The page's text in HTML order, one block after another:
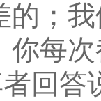
的；
你每
回答